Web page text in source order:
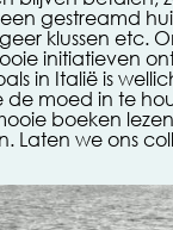
gestreamd
klussen etc.
initiatieven
in Italië is
de moed in te
boeken
Laten we ons